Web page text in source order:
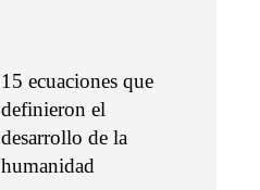
15 ecuaciones que
definieron el
desarrollo de la
humanidad